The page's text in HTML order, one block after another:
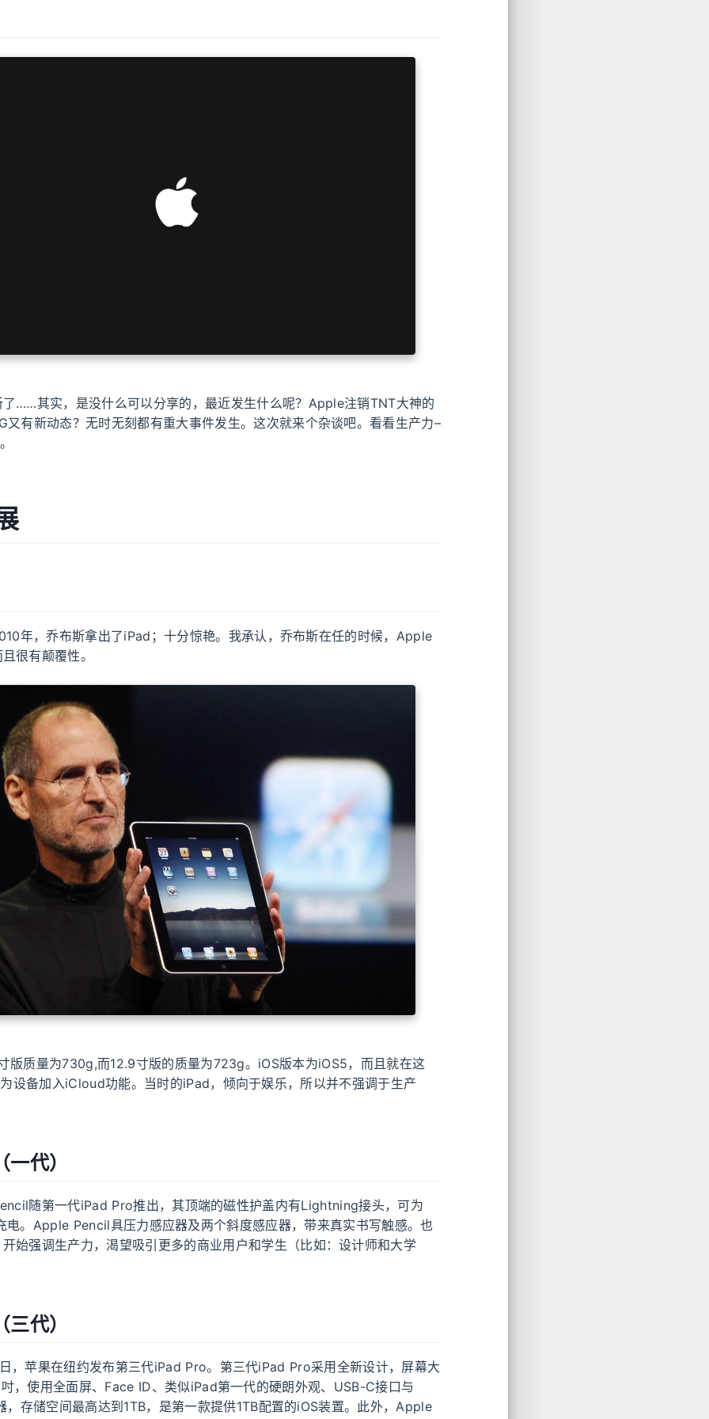
了……其实，是没什么可以分享的，最近发生什么呢？Apple注销TNT大神的
又有新动态？无时无刻都有重大事件发生。这次就来个杂谈吧。看看生产力–
年，乔布斯拿出了iPad；十分惊艳。我承认，乔布斯在任的时候，Apple
很有颠覆性。
版质量为730g,而12.9寸版的质量为723g。iOS版本为iOS5，而且就在这
设备加入iCloud功能。当时的iPad，倾向于娱乐，所以并不强调于生产
代）
随第一代iPad Pro推出，其顶端的磁性护盖内有Lightning接头，可为
。Apple Pencil具压力感应器及两个斜度感应器，带来真实书写触感。也
始强调生产力，渴望吸引更多的商业用户和学生（比如：设计师和大学
代）
，苹果在纽约发布第三代iPad Pro。第三代iPad Pro采用全新设计，屏幕大
，使用全面屏、Face ID、类似iPad第一代的硬朗外观、USB-C接口与
，存储空间最高达到1TB，是第一款提供1TB配置的iOS装置。此外，Apple